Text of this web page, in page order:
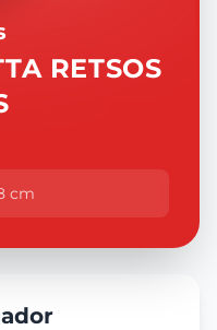
RETSOS
cm